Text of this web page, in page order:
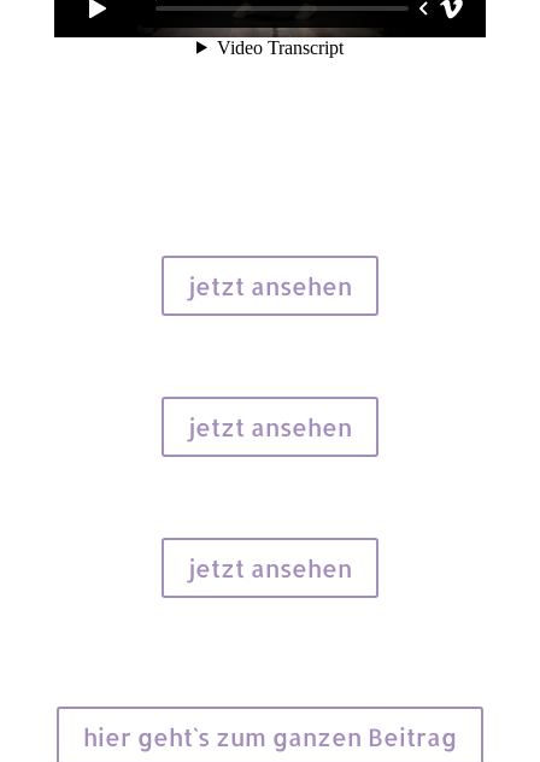
jetzt ansehen
jetzt ansehen
jetzt ansehen
hier geht`s zum ganzen Beitrag